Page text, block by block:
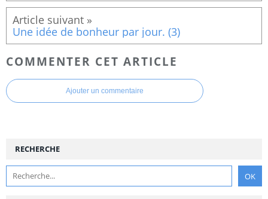
Une idée de bonheur par jour. (3)
COMMENTER CET ARTICLE
Ajouter un commentaire
RECHERCHE